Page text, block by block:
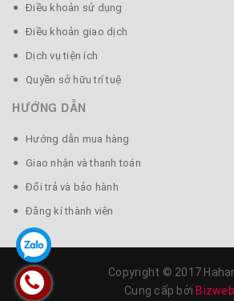
Điều khoản sử dụng
Điều khoản giao dịch
Dịch vụ tiện ích
Quyền sở hữu trí tuệ
HƯỚNG DẪN
Hướng dẫn mua hàng
Giao nhận và thanh toán
Đổi trả và bảo hành
Đăng kí thành viên
Copyright © 2017
Cung cấp bởi Bizweb